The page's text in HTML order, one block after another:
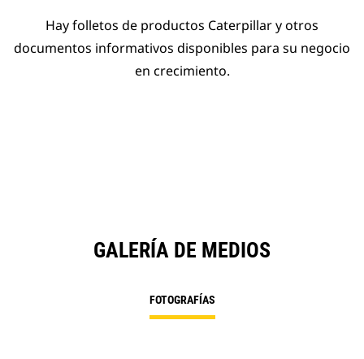
Hay folletos de productos Caterpillar y otros
documentos informativos disponibles para su negocio
en crecimiento.
GALERÍA DE MEDIOS
FOTOGRAFÍAS